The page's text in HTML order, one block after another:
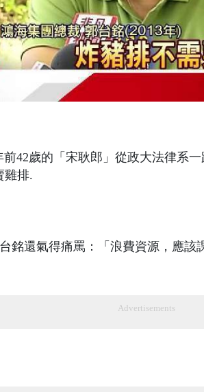
前42歲的「宋耿郎」從政大法律系
雞排.
銘還氣得痛罵：「浪費資源，應該
Advertisements